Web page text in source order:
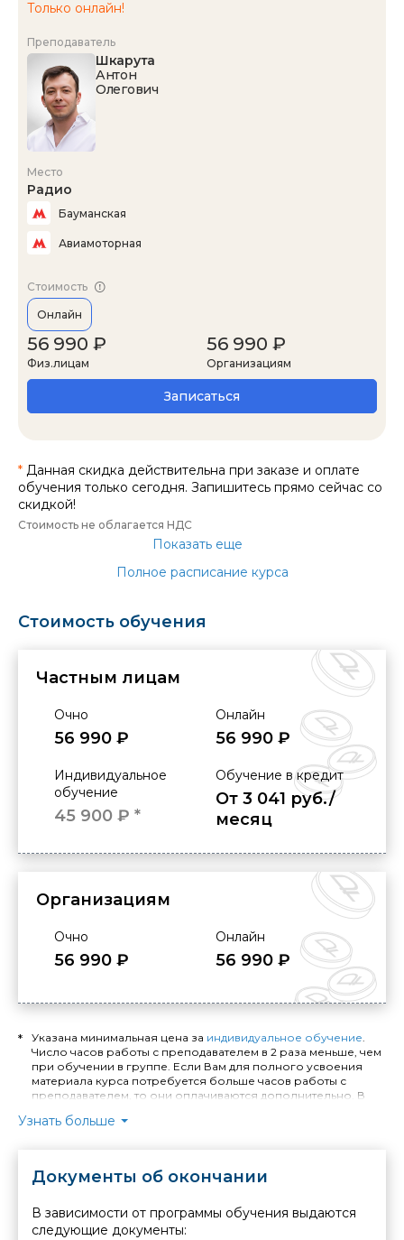
Только онлайн!
Преподаватель
Шкарута
Антон
Олегович
Место
Радио
Бауманская
Авиамоторная
Стоимость
Онлайн
56 990 ₽
Физ.лицам
56 990 ₽
Организациям
Записаться
* Данная скидка действительна при заказе и оплате
обучения только сегодня. Запишитесь прямо сейчас со
скидкой!
Стоимость не облагается НДС
Показать еще
Полное расписание курса
Стоимость обучения
Частным лицам
Очно
56 990 ₽
Онлайн
56 990 ₽
Индивидуальное
обучение
45 900 ₽ *
Обучение в кредит
От 3 041 руб./
месяц
Организациям
Очно
56 990 ₽
Онлайн
56 990 ₽
Указана минимальная цена за индивидуальное обучение
Число часов работы с преподавателем в 2 раза меньше, чем
при обучении в группе. Если Вам для полного усвоения
материала курса потребуется больше часов работы с
преподавателем, то они оплачиваются дополнительно. В
стоимости обучения и количества необходимых часов
академических часа. Стоимость обучения в Москве
уточняйте у менеджера. При выездном индивидуальном
обучении устанавливается надбавка: +40% от стоимости
заказанных часов при выезде в пределах МКАД, +40% от
стоимости заказанных часов и + 1% от стоимости заказанных
Узнать больше
Документы об окончании
В зависимости от программы обучения выдаются
следующие документы: